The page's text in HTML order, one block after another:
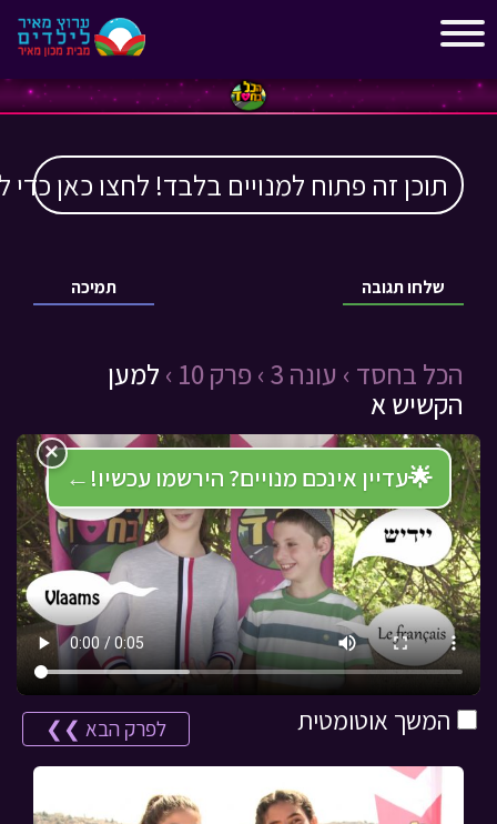
תוכן זה פתוח למנויים בלבד! לחצו כאן כדי
תמיכה שלחו תגובה
הכל בחסד › עונה 3 › פרק 10 ›
למען
הקשיש א
🌟עדיין אינכם מנויים? הירשמו עכשיו! ←
×
המשך אוטומטית לפרק הבא ❯❯